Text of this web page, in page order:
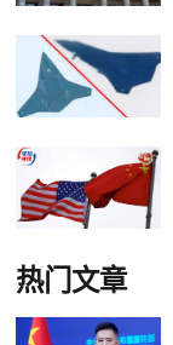
热门文章